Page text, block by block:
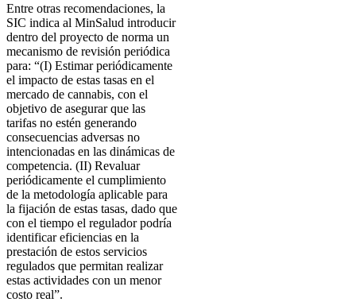
Entre otras recomendaciones, la
SIC indica al MinSalud introducir
dentro del proyecto de norma un
mecanismo de revisión periódica
para: “(I) Estimar periódicamente
el impacto de estas tasas en el
mercado de cannabis, con el
objetivo de asegurar que las
tarifas no estén generando
consecuencias adversas no
intencionadas en las dinámicas de
competencia. (II) Revaluar
periódicamente el cumplimiento
de la metodología aplicable para
la fijación de estas tasas, dado que
con el tiempo el regulador podría
identificar eficiencias en la
prestación de estos servicios
regulados que permitan realizar
estas actividades con un menor
costo real”.